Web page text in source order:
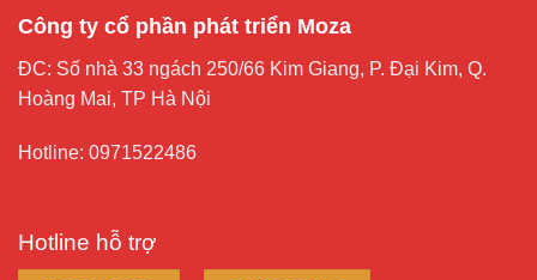
Công ty cổ phần phát triển Moza
ĐC: Số nhà 33 ngách 250/66 Kim Giang, P. Đại Kim, Q.
Hoàng Mai, TP Hà Nội
Hotline: 0971522486
Hotline hỗ trợ